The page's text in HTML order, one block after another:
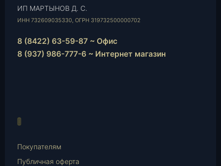
ИП МАРТЫНОВ Д. С.
ИНН 732609035330, ОГРН 319732500000702
8 (8422) 63-59-87 ~ Офис
8 (937) 986-777-6 ~ Интернет магазин
Покупателям
Публичная оферта